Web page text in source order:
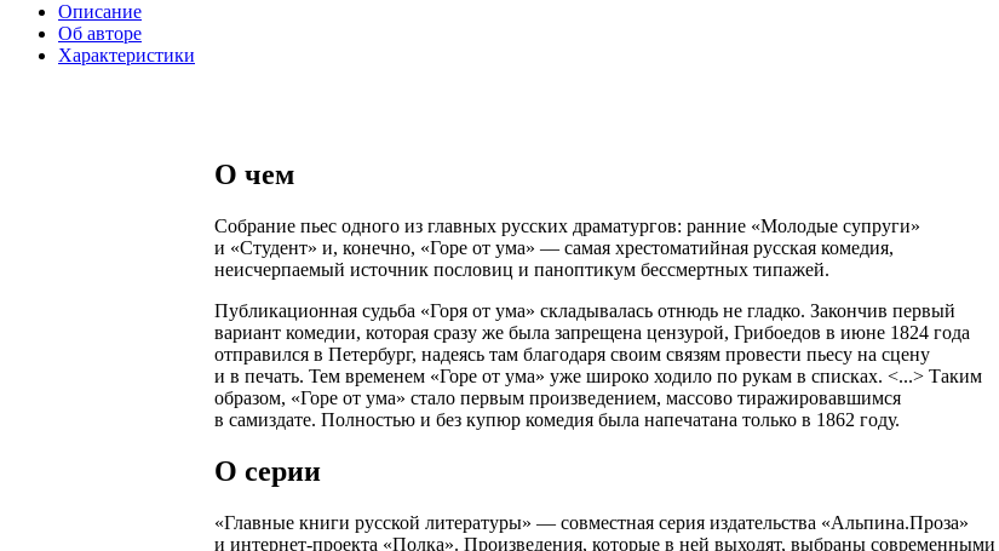
Описание
Об авторе
Характеристики
О чем
Собрание пьес одного из главных русских драматургов: ранние «Молодые супруги»
и «Студент» и, конечно, «Горе от ума» — самая хрестоматийная русская комедия,
неисчерпаемый источник пословиц и паноптикум бессмертных типажей.
Публикационная судьба «Горя от ума» складывалась отнюдь не гладко. Закончив первый
вариант комедии, которая сразу же была запрещена цензурой, Грибоедов в июне 1824 года
отправился в Петербург, надеясь там благодаря своим связям провести пьесу на сцену
и в печать. Тем временем «Горе от ума» уже широко ходило по рукам в списках. <...> Таким
образом, «Горе от ума» стало первым произведением, массово тиражировавшимся
в самиздате. Полностью и без купюр комедия была напечатана только в 1862 году.
О серии
«Главные книги русской литературы» — совместная серия издательства «Альпина.Проза»
и интернет-проекта «Полка». Произведения, которые в ней выходят, выбраны современными